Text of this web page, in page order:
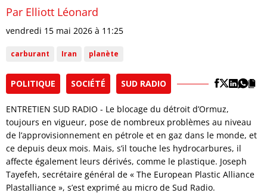
Par Elliott Léonard
vendredi 15 mai 2026 à 11:25
carburant Iran planète
POLITIQUE SOCIÉTÉ SUD RADIO
ENTRETIEN SUD RADIO - Le blocage du détroit d’Ormuz,
toujours en vigueur, pose de nombreux problèmes au niveau
de l’approvisionnement en pétrole et en gaz dans le monde, et
ce depuis deux mois. Mais, s’il touche les hydrocarbures, il
affecte également leurs dérivés, comme le plastique. Joseph
Tayefeh, secrétaire général de « The European Plastic Alliance
Plastalliance », s’est exprimé au micro de Sud Radio.